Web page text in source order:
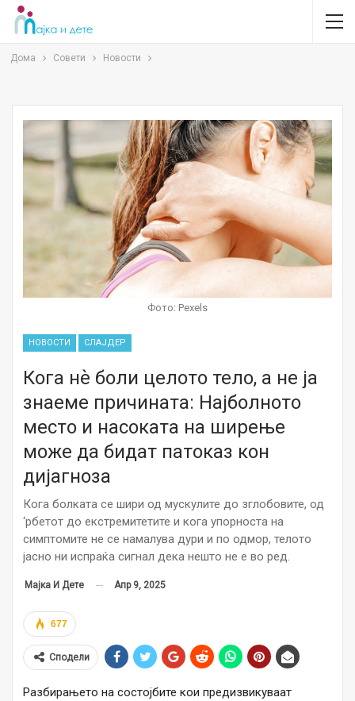
Дома Совети Новости
Фото: Pexels
НОВОСТИ СЛАЈДЕР
Кога нѐ боли целото тело, a не ја
знаеме причината: Најболното
место и насоката на ширење
може да бидат патоказ кон
дијагноза
Кога болката се шири од мускулите до зглобовите, од
‘рбетот до екстремитетите и кога упорноста на
симптомите не се намалува дури и по одмор, телото
јасно ни испраќа сигнал дека нешто не е во ред.
Мајка И Дете Апр 9, 2025
677
Сподели
Разбирањето на состојбите кои предизвикуваат